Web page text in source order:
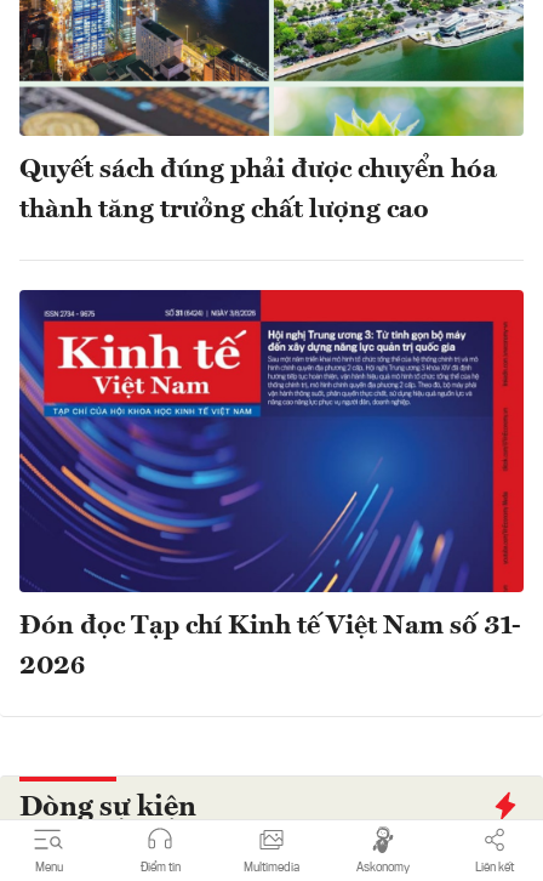
Menu Điểm tin Multimedia Askonomy Liên kết
Dòng sự kiện
Quyết sách đúng phải được chuyển hóa
thành tăng trưởng chất lượng cao
Đón đọc Tạp chí Kinh tế Việt Nam số 31-
2026